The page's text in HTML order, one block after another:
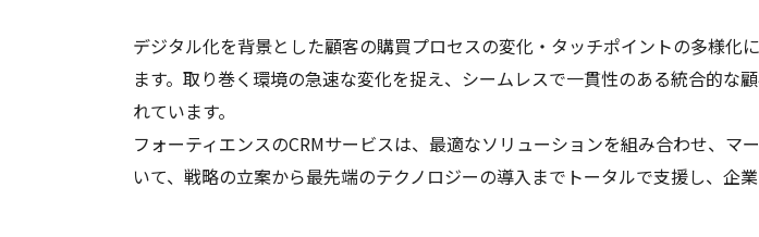
デジタル化を背景とした顧客の購買プロセスの変化・タッチポイントの多様
ます。取り巻く環境の急速な変化を捉え、シームレスで一貫性のある統合的
れています。
フォーティエンスのCRMサービスは、最適なソリューションを組み合わせ、
いて、戦略の立案から最先端のテクノロジーの導入までトータルで支援し、企